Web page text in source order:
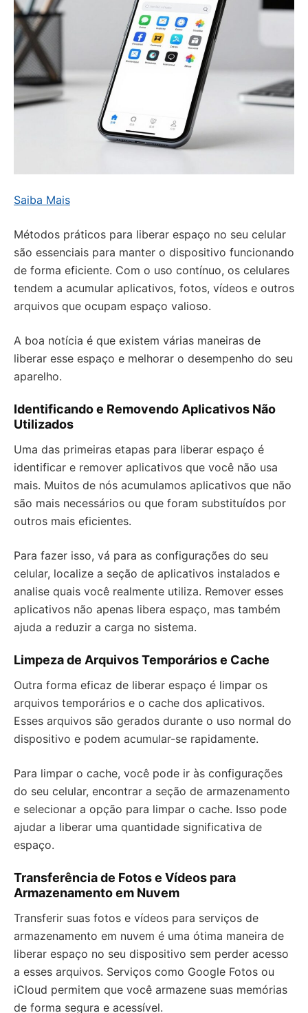
Saiba Mais
Métodos práticos para liberar espaço no seu celular
são essenciais para manter o dispositivo funcionando
de forma eficiente. Com o uso contínuo, os celulares
tendem a acumular aplicativos, fotos, vídeos e outros
arquivos que ocupam espaço valioso.
A boa notícia é que existem várias maneiras de
liberar esse espaço e melhorar o desempenho do seu
aparelho.
Identificando e Removendo Aplicativos Não
Utilizados
Uma das primeiras etapas para liberar espaço é
identificar e remover aplicativos que você não usa
mais. Muitos de nós acumulamos aplicativos que não
são mais necessários ou que foram substituídos por
outros mais eficientes.
Para fazer isso, vá para as configurações do seu
celular, localize a seção de aplicativos instalados e
analise quais você realmente utiliza. Remover esses
aplicativos não apenas libera espaço, mas também
ajuda a reduzir a carga no sistema.
Limpeza de Arquivos Temporários e Cache
Outra forma eficaz de liberar espaço é limpar os
arquivos temporários e o cache dos aplicativos.
Esses arquivos são gerados durante o uso normal do
dispositivo e podem acumular-se rapidamente.
Para limpar o cache, você pode ir às configurações
do seu celular, encontrar a seção de armazenamento
e selecionar a opção para limpar o cache. Isso pode
ajudar a liberar uma quantidade significativa de
espaço.
Transferência de Fotos e Vídeos para
Armazenamento em Nuvem
Transferir suas fotos e vídeos para serviços de
armazenamento em nuvem é uma ótima maneira de
liberar espaço no seu dispositivo sem perder acesso
a esses arquivos. Serviços como Google Fotos ou
iCloud permitem que você armazene suas memórias
de forma segura e acessível.